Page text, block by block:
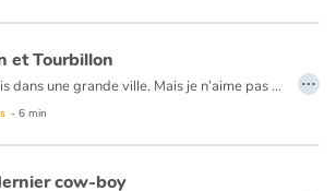
Afin de se faire accepter par les puissants guerriers et intégrer leurs rangs, le fier marin doit se plier à leurs traditions. Un rude combat commence pour lui, car il doit faire reconnaître sa valeur…
et Tourbillon
« Je vis dans une grande ville. Mais je n’aime pas vivre parmi les hommes. Les hommes ne m’aiment pas beaucoup. Je suis un pigeon. » Tullio Corda, qui s’est fait une spécialité de bestiaires d’un nouveau genre, nous conte l’histoire d’un pigeon et d’un homme que la lecture rapproche. On reconnait une fois encore sa narration, sa construction unique d’histoires hors du commun…
- 6 min
…
cow-boy